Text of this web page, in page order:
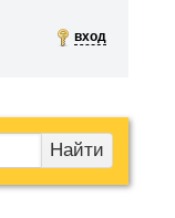
вход
Найти